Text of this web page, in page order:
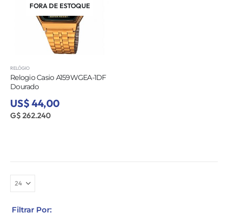
FORA DE ESTOQUE
RELÓGIO
Relogio Casio A159WGEA-1DF
Dourado
US$ 44,00
G$ 262.240
Filtrar Por: